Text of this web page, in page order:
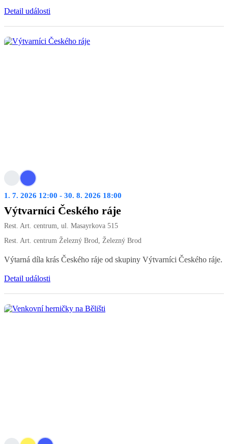
Detail události
1. 7. 2026 12:00 - 30. 8. 2026 18:00
Výtvarníci Českého ráje
Rest. Art. centrum, ul. Masayrkova 515
Rest. Art. centrum Železný Brod, Železný Brod
Výtarná díla krás Českého ráje od skupiny Výtvarníci Českého ráje.
Detail události